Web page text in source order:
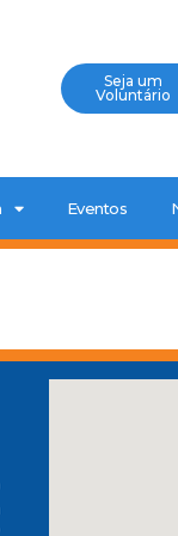
Seja um
Voluntário
Eventos